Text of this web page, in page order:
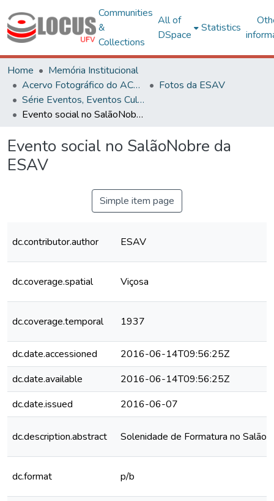
Communities
&
Collections
All of
DSpace
Statistics
Home
Memória Institucional
Acervo Fotográfico do ACH-UFV
Fotos da ESAV
Série Eventos, Eventos Culturais e Projetos
Evento social no SalãoNobre da ESAV
Evento social no SalãoNobre da
ESAV
Simple item page
dc.contributor.author ESAV
dc.coverage.spatial Viçosa
dc.coverage.temporal 1937
dc.date.accessioned
2016-06-14T09:56:25Z
dc.date.available
2016-06-14T09:56:25Z
dc.date.issued
2016-06-07
dc.description.abstract Solenidade de Formatura no Salão
dc.format p/b